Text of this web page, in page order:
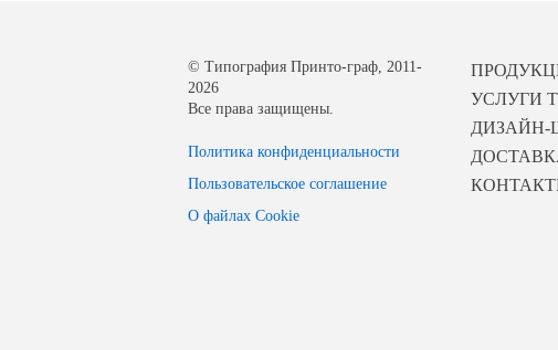
© Типография Принто-граф, 2011-
2026
Все права защищены.
Политика конфиденциальности
Пользовательское соглашение
О файлах Cookie
УСЛУГИ